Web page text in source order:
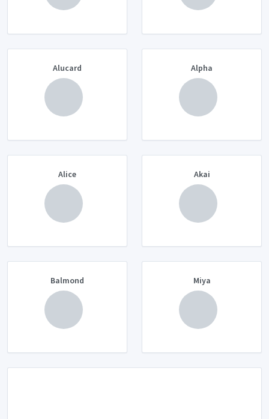
Alucard Alpha
Alice Akai
Balmond Miya